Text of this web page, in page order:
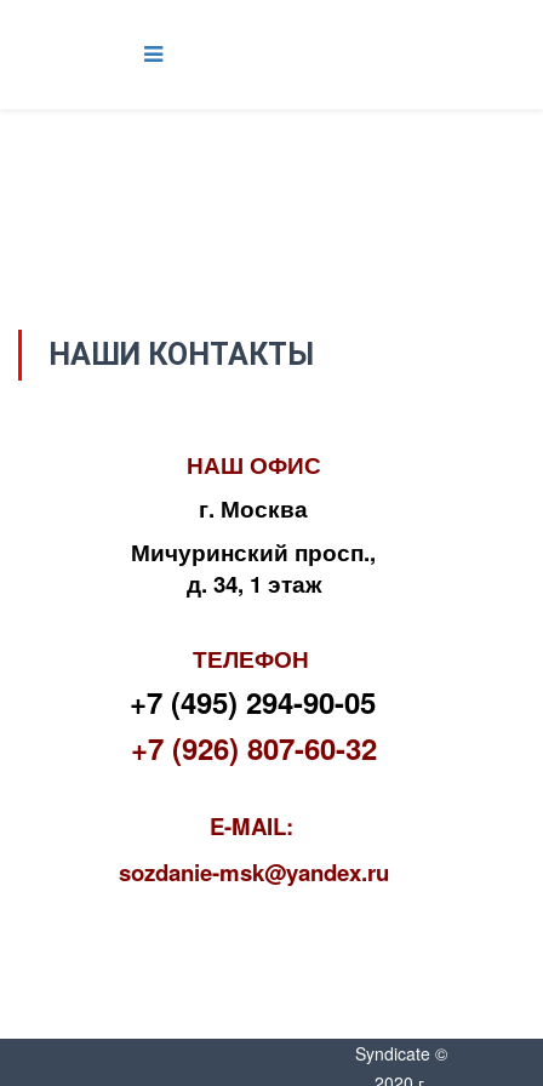
НАШИ КОНТАКТЫ
НАШ ОФИС
г. Москва
Мичуринский просп.,
д. 34, 1 этаж
ТЕЛЕФОН
+7 (495) 294-90-05
+7 (926) 807-60-32
E-MAIL:
sozdanie-msk@yandex.ru
Syndicate ©